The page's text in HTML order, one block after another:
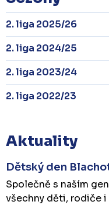
2. liga 2025/26
2. liga 2024/25
2. liga 2023/24
2. liga 2022/23
Aktuality
Dětský den
Společně s naším
všechny děti, rodiče